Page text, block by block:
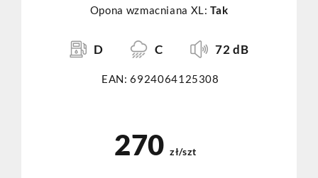
Opona wzmacniana XL:Tak
D C 72 dB
EAN: 6924064125308
270 zł/szt